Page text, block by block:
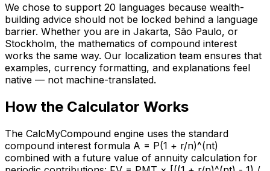
We chose to support 20 languages because wealth-
building advice should not be locked behind a language
barrier. Whether you are in Jakarta, São Paulo, or
Stockholm, the mathematics of compound interest
works the same way. Our localization team ensures that
examples, currency formatting, and explanations feel
native — not machine-translated.
How the Calculator Works
The CalcMyCompound engine uses the standard
compound interest formula A = P(1 + r/n)^(nt)
combined with a future value of annuity calculation for